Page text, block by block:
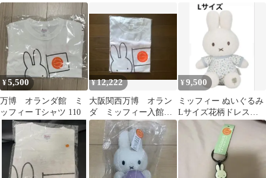
ミッフィー ぬいぐるみ
レア
グ M
ミッフィーピンバッチ
¥5,500
万博 オランダ館 ミ
ッフィー Tシャツ 110
¥12,222
大阪関西万博 オラン
ダ ミッフィー入館者
限定Tシャツ
¥9,500
ミッフィー ぬいぐるみ
Lサイズ花柄ドレス
万博